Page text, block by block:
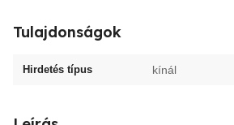
Tulajdonságok
Hirdetés típus kínál